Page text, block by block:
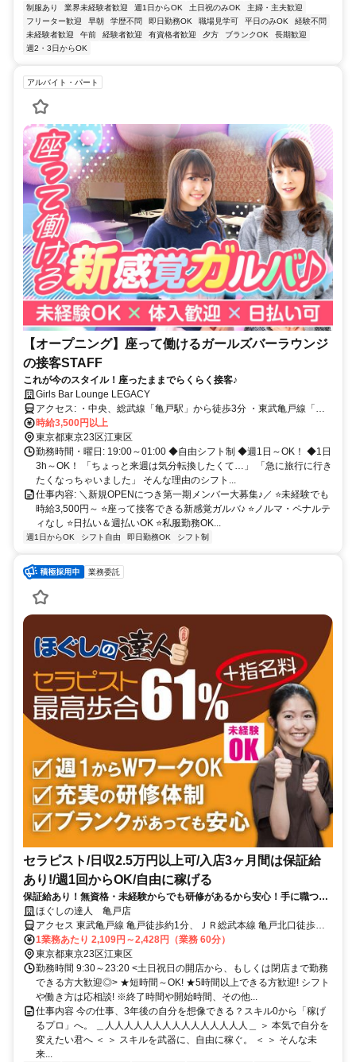
制服あり 業界未経験者歓迎 週1日からOK 土日祝のみOK
主婦・主夫歓迎
フリーター歓迎
早朝 学歴不問 即日勤務OK 職場見学可 平日のみOK
経験不問
未経験者歓迎
午前 経験者歓迎 有資格者歓迎 夕方 ブランクOK
長期歓迎
週2・3日からOK
アルバイト・パート
【オープニング】座って働けるガールズバーラウンジ
の接客STAFF
これが今のスタイル！座ったままでらくらく接客♪
Girls Bar Lounge LEGACY
アクセス: ・中央、総武線「亀戸駅」から徒歩3分 ・東武亀戸線「亀
戸水神駅」から徒歩12分 ・中央、総武線「錦糸町駅」から徒歩17分
時給3,500円以上
東京都東京23区江東区
勤務時間・曜日: 19:00～01:00 ◆自由シフト制 ◆週1日～OK！ ◆1日
3h～OK！ 「ちょっと来週は気分転換したくて…」 「急に旅行に行き
たくなっちゃいました」 そんな理由のシフト...
仕事内容: ＼新規OPENにつき第一期メンバー大募集♪／ ⭐️未経験でも
時給3,500円～ ⭐️座って接客できる新感覚ガルバ♪ ⭐️ノルマ・ペナルテ
ィなし ⭐️日払い＆週払いOK ⭐️私服勤務OK...
週1日からOK シフト自由 即日勤務OK シフト制
業務委託
セラピスト/日収2.5万円以上可/入店3ヶ月間は保証給
あり!/週1回からOK/自由に稼げる
保証給あり！無資格・未経験からでも研修があるから安心！手に職つけ
て高収入！
ほぐしの達人 亀戸店
アクセス 東武亀戸線 亀戸徒歩約1分、ＪＲ総武本線 亀戸北口徒歩約2
分、東武亀戸線 亀戸水神徒歩約13分 亀戸駅北口徒歩スグ 錦糸町駅か
らも通えます！
1業務あたり 2,109円～2,428円（業務 60分）
東京都東京23区江東区
勤務時間 9:30～23:20 <土日祝日の開店から、もしくは閉店まで勤務
できる方大歓迎◎> ★短時間～OK! ★5時間以上できる方歓迎! シフト
や働き方は応相談! ※終了時間や開始時間、その他...
仕事内容 今の仕事、3年後の自分を想像できる？スキル0から「稼げ
るプロ」へ。 ＿人人人人人人人人人人人人人人人＿ ＞ 本気で自分を
変えたい君へ ＜ ＞ スキルを武器に、自由に稼ぐ。 ＜ ＞ そんな未
来...